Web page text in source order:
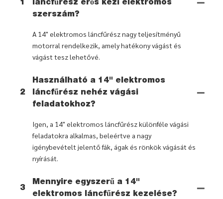
1
láncfűrész erős kézi elektromos
szerszám?
A 14" elektromos láncfűrész nagy teljesítményű
motorral rendelkezik, amely hatékony vágást és
vágást tesz lehetővé.
2
Használható a 14" elektromos
láncfűrész nehéz vágási
feladatokhoz?
Igen, a 14" elektromos láncfűrész különféle vágási
feladatokra alkalmas, beleértve a nagy
igénybevételt jelentő fák, ágak és rönkök vágását és
nyírását.
3
Mennyire egyszerű a 14"
elektromos láncfűrész kezelése?